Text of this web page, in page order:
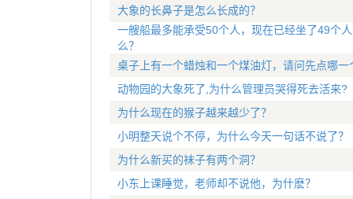
大象的长鼻子是怎么长成的？
一艘船最多能承受50个人，现在已经坐了49个
么？
桌子上有一个蜡烛和一个煤油灯，请问先点哪一
动物园的大象死了,为什么管理员哭得死去活来?
为什么现在的猴子越来越少了？
小明整天说个不停，为什么今天一句话不说了？
为什么新买的袜子有两个洞？
小东上课睡觉，老师却不说他，为什麽？